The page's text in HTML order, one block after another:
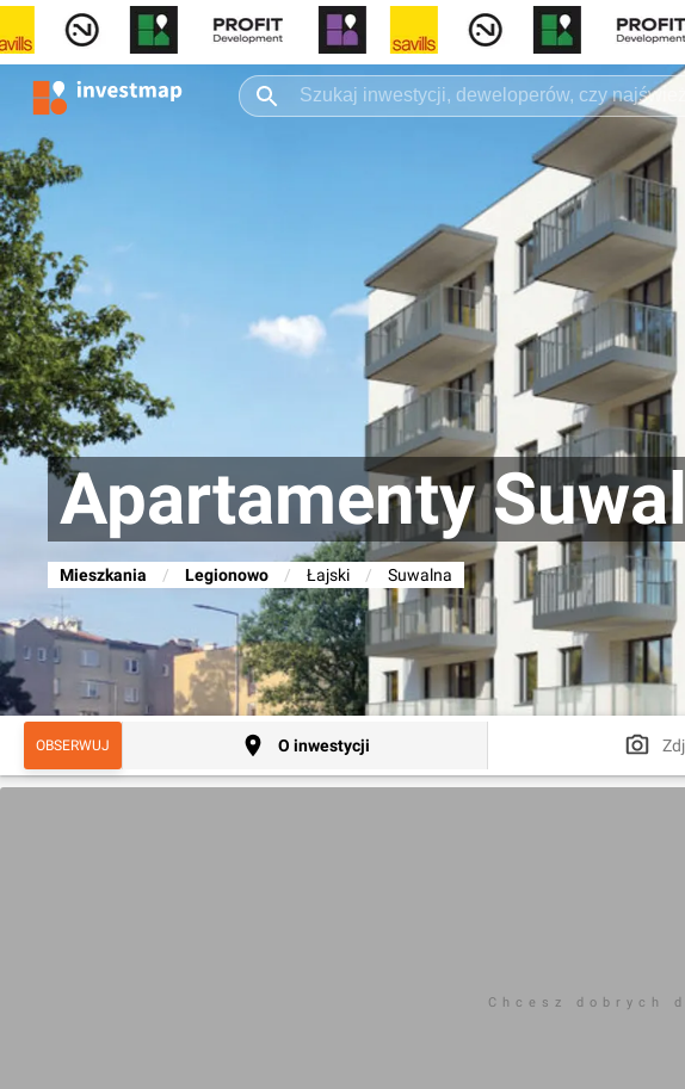
Apartamenty
Mieszkania / Legionowo / Łajski / Suwalna
OBSERWUJ O inwestycji
Chcesz dobrych